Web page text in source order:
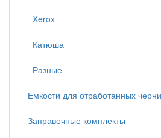
Xerox
Катюша
Разные
Емкости для отработанных
Заправочные комплекты